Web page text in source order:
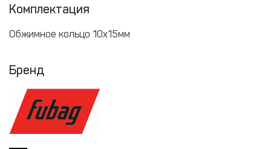
Комплектация
Обжимное кольцо 10х15мм
Бренд